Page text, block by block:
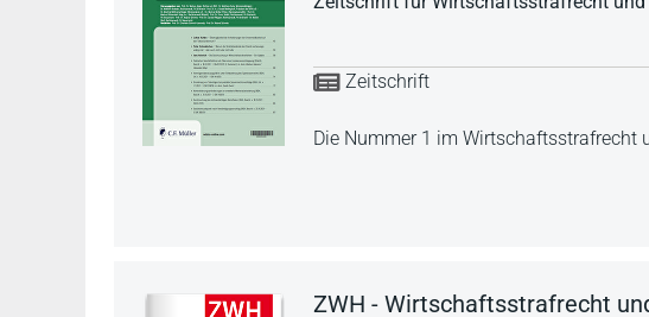
Zeitschrift
Die Nummer 1 im Wirtschaftsstrafrecht
ZWH - Wirtschaftsstrafrecht